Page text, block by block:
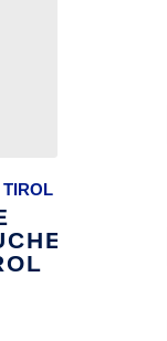
TIROL